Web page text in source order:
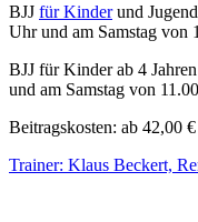
BJJ für Kinderund
Uhr und am Samstag von
BJJ für Kinder ab 4
und am Samstag von
Beitragskosten: ab 42,00
Trainer: Klaus Beckert,